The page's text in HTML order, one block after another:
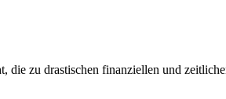
die zu drastischen finanziellen und